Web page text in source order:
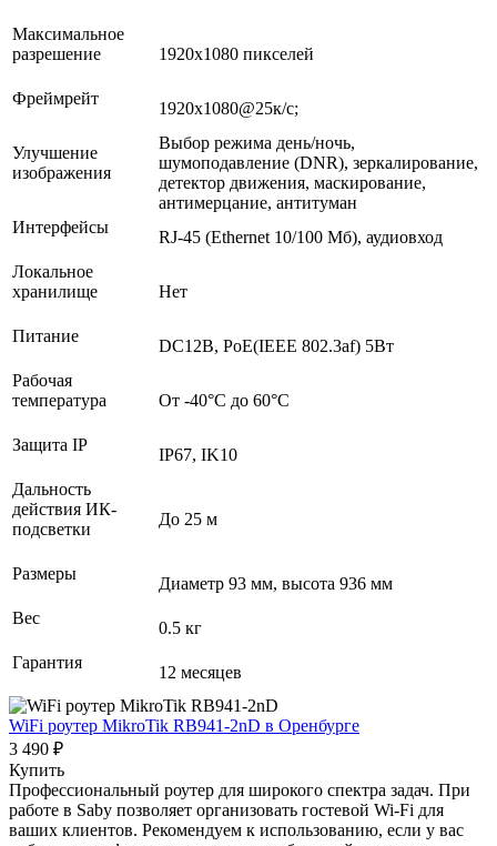
Максимальное
разрешение
1920х1080 пикселей
Фреймрейт
1920х1080@25к/с;
Улучшение
изображения
Выбор режима день/ночь,
шумоподавление (DNR), зеркалирование,
детектор движения, маскирование,
антимерцание, антитуман
Интерфейсы
RJ-45 (Ethernet 10/100 Мб), аудиовход
Локальное
хранилище
Нет
Питание
DC12В, PoE(IEEE 802.3af) 5Вт
Рабочая
температура
От -40°С до 60°С
Защита IP
IP67, IK10
Дальность
действия ИК-
подсветки
До 25 м
Размеры
Диаметр 93 мм, высота 936 мм
Вес
0.5 кг
Гарантия
12 месяцев
WiFi роутер MikroTik RB941-2nD в Оренбурге
3 490 ₽
Купить
Профессиональный роутер для широкого спектра задач. При
работе в Saby позволяет организовать гостевой Wi-Fi для
ваших клиентов. Рекомендуем к использованию, если у вас